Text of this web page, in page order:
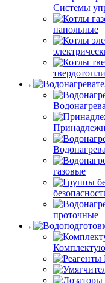
Системы
напольные
газовые
проточные